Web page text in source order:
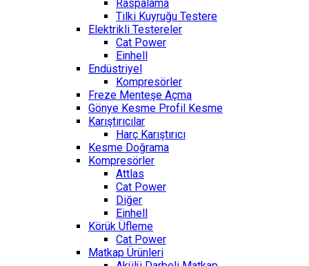
Raspalama
Tilki Kuyruğu Testere
Elektrikli Testereler
Cat Power
Einhell
Endüstriyel
Kompresörler
Freze Menteşe Açma
Gönye Kesme Profil Kesme
Karıştırıcılar
Harç Karıştırıcı
Kesme Doğrama
Kompresörler
Attlas
Cat Power
Diğer
Einhell
Körük Üfleme
Cat Power
Matkap Ürünleri